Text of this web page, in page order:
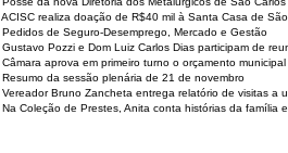
ACISC realiza doação de R$40 mil à Santa Casa de
Pedidos de Seguro-Desemprego, Mercado e Gestão
Gustavo Pozzi e Dom Luiz Carlos Dias participam de
Câmara aprova em primeiro turno o orçamento
Resumo da sessão plenária de 21 de novembro
Vereador Bruno Zancheta entrega relatório de visitas a
Na Coleção de Prestes, Anita conta histórias da família